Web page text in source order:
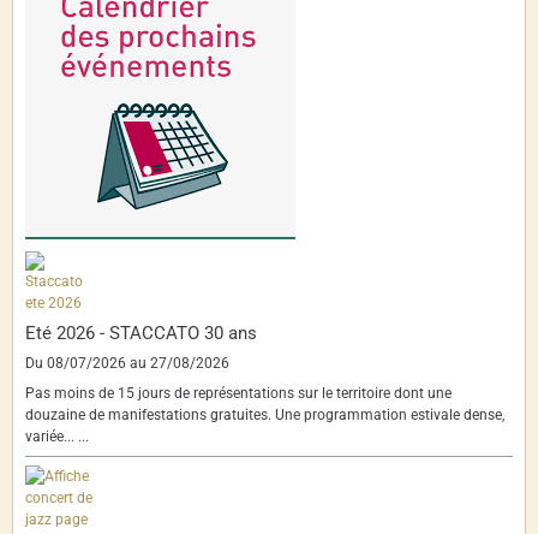
Eté 2026 - STACCATO 30 ans
Du 08/07/2026 au 27/08/2026
Pas moins de 15 jours de représentations sur le territoire dont une
douzaine de manifestations gratuites. Une programmation estivale dense,
variée... ...